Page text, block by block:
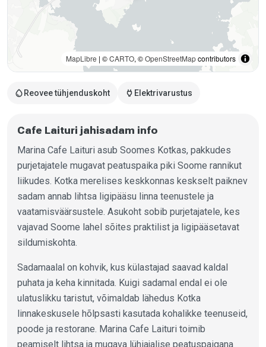
water_drop Reovee tühjenduskoht power Elektrivarustus
Cafe Laituri jahisadam info
Marina Cafe Laituri asub Soomes Kotkas, pakkudes
purjetajatele mugavat peatuspaika piki Soome rannikut
liikudes. Kotka merelises keskkonnas keskselt paiknev
sadam annab lihtsa ligipääsu linna teenustele ja
vaatamisväärsustele. Asukoht sobib purjetajatele, kes
vajavad Soome lahel sõites praktilist ja ligipääsetavat
sildumiskohta.
Sadamaalal on kohvik, kus külastajad saavad kaldal
puhata ja keha kinnitada. Kuigi sadamal endal ei ole
ulatuslikku taristut, võimaldab lähedus Kotka
linnakeskusele hõlpsasti kasutada kohalikke teenuseid,
poode ja restorane. Marina Cafe Laituri toimib
peamiselt lihtsa ja mugava lühiajalise peatuspaigana
MapLibre | ©CARTO, ©OpenStreetMapcontributors